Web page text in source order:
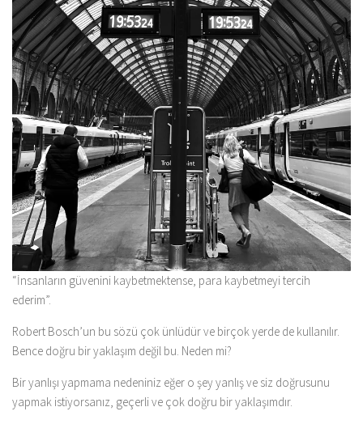
“İnsanların güvenini kaybetmektense, para kaybetmeyi tercih
ederim”.
Robert Bosch’un bu sözü çok ünlüdür ve birçok yerde de kullanılır.
Bence doğru bir yaklaşım değil bu. Neden mi?
Bir yanlışı yapmama nedeniniz eğer o şey yanlış ve siz doğrusunu
yapmak istiyorsanız, geçerli ve çok doğru bir yaklaşımdır.